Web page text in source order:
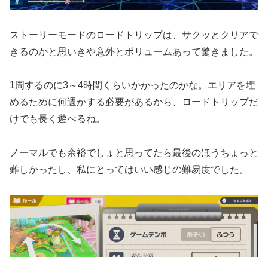
ストーリーモードのロードトリップは、サクッとクリアで
きるのかと思いきや意外とボリュームあって驚きました。
1周するのに3～4時間くらいかかったのかな。エリアを埋
めるために何週かする必要があるから、ロードトリップだ
けでも長く遊べるね。
ノーマルでも余裕でしょと思ってたら最後のほうちょっと
難しかったし、私にとってはいい感じの難易度でした。